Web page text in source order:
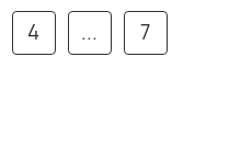
4 ... 7